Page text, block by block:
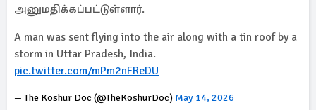
அனுமதிக்கப்பட்டுள்ளார்.
A man was sent flying into the air along with a tin roof by a
storm in Uttar Pradesh, India.
pic.twitter.com/mPm2nFReDU
— The Koshur Doc (@TheKoshurDoc) May 14, 2026